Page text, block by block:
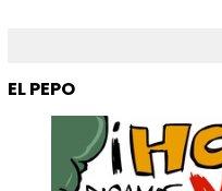
EL PEPO